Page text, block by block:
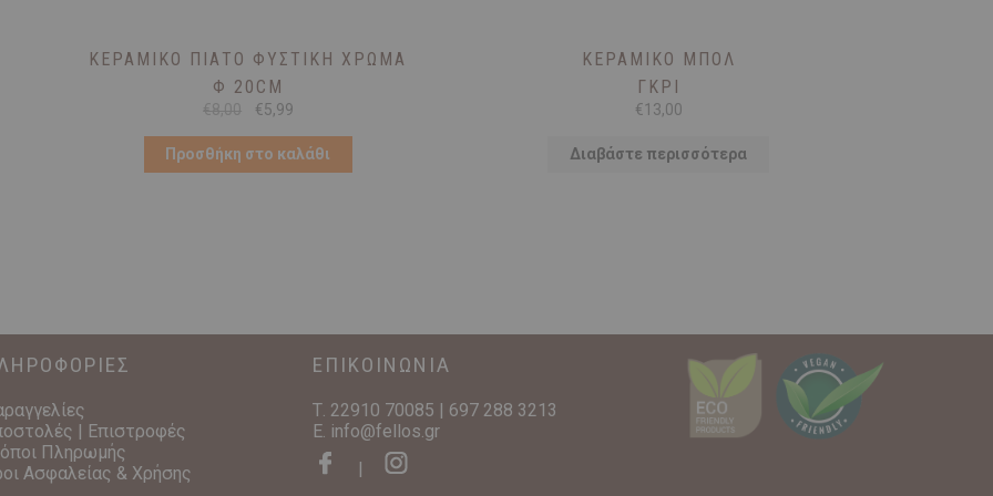
ΚΕΡΑΜΙΚΌ ΠΙΆΤΟ ΦΥΣΤΙΚΗ ΧΡΏΜΑ
Φ 20CM
€8,00
Original
€8,00.
€5,99Η
τιμή
είναι:
Προσθήκη στο καλάθι
ΚΕΡΑΜΙΚΌ ΜΠΟΛ
ΓΚΡΊ
€13,00
Διαβάστε περισσότερα
| Επιστροφές
Πληρωμής
Ασφαλείας & Χρήσης
ΕΠΙΚΟΙΝΩΝΙΑ
Τ. 22910 70085 | 697 288 3213
E. info@fellos.gr
|